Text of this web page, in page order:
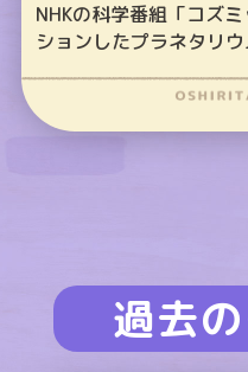
NHKの科学番組「コズ
ションしたプラネタリ
過去